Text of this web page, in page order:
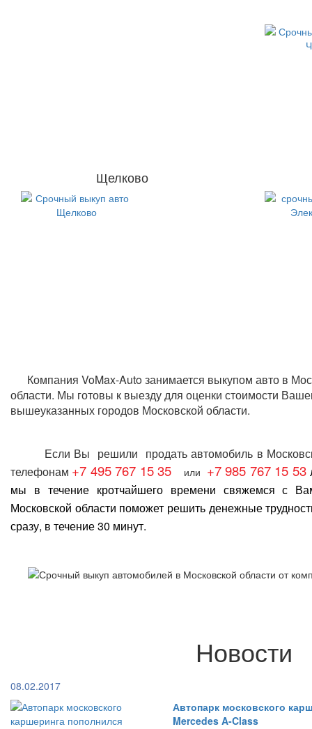
Щелково
Компания VoMax-Auto занимается выкупом авто в
области. Мы готовы к выезду для оценки стоимости
вышеуказанных городов Московской области.
Если Вы решили продать автомобиль в
телефонам +7 495 767 15 35 или +7 985 767 15 53
мы в течение кротчайшего времени свяжемся с
Московской области поможет решить денежные
сразу, в течение 30 минут.
Новости
08.02.2017
Автопарк московского
Mercedes A-Class